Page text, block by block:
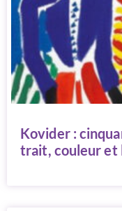
Kovider :
trait, couleur et